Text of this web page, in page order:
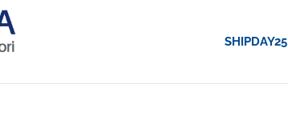
SHIPDAY25